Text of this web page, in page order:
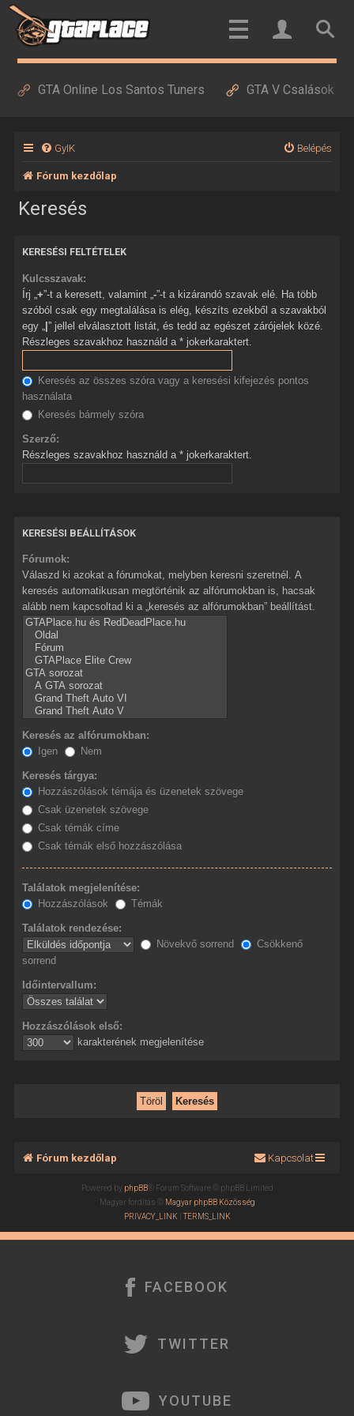
GTA Online Los Santos Tuners GTA V Csalások
GyIK Belépés
Fórum kezdőlap
Keresés
KERESÉSI FELTÉTELEK
Kulcsszavak:
Írj „ +”-t a keresett, valamint „ -”-t a kizárandó szavak elé. Ha több
szóból csak egy megtalálása is elég, készíts ezekből a szavakból
egy „ |” jellel elválasztott listát, és tedd az egészet zárójelek közé.
Részleges szavakhoz használd a * jokerkaraktert.
Keresés az összes szóra vagy a keresési kifejezés pontos
használata
Keresés bármely szóra
Szerző:
Részleges szavakhoz használd a * jokerkaraktert.
KERESÉSI BEÁLLÍTÁSOK
Fórumok:
Válaszd ki azokat a fórumokat, melyben keresni szeretnél. A
keresés automatikusan megtörténik az alfórumokban is, hacsak
alább nem kapcsoltad ki a „keresés az alfórumokban” beállítást.
Keresés az alfórumokban:
Igen
Nem
Keresés tárgya:
Hozzászólások témája és üzenetek szövege
Csak üzenetek szövege
Csak témák címe
Csak témák első hozzászólása
Találatok megjelenítése:
Hozzászólások
Témák
Találatok rendezése:
Növekvő sorrend
Csökkenő
sorrend
Időintervallum:
Hozzászólások első:
karakterének megjelenítése
Fórum kezdőlap Kapcsolat
Powered by phpBB® Forum Software © phpBB Limited
Magyar fordítás © Magyar phpBB Közösség
PRIVACY_LINK|TERMS_LINK
FACEBOOK
TWITTER
YOUTUBE